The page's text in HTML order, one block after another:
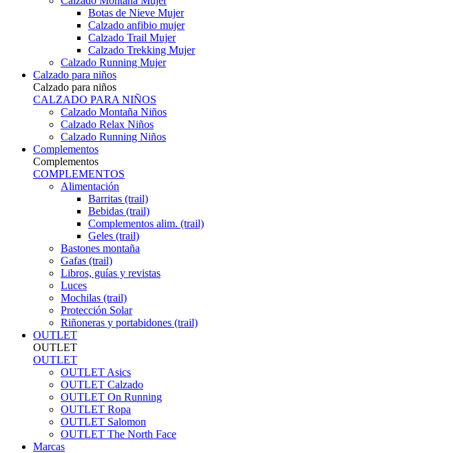
Botas de Nieve Mujer
Calzado anfibio mujer
Calzado Trail Mujer
Calzado Trekking Mujer
Calzado Running Mujer
Calzado para niños
Calzado para niños
CALZADO PARA NIÑOS
Calzado Montaña Niños
Calzado Relax Niños
Calzado Running Niños
Complementos
Complementos
COMPLEMENTOS
Alimentación
Barritas (trail)
Bebidas (trail)
Complementos alim. (trail)
Geles (trail)
Bastones montaña
Gafas (trail)
Libros, guías y revistas
Luces
Mochilas (trail)
Protección Solar
Riñoneras y portabidones (trail)
OUTLET
OUTLET
OUTLET
OUTLET Asics
OUTLET Calzado
OUTLET On Running
OUTLET Ropa
OUTLET Salomon
OUTLET The North Face
Marcas